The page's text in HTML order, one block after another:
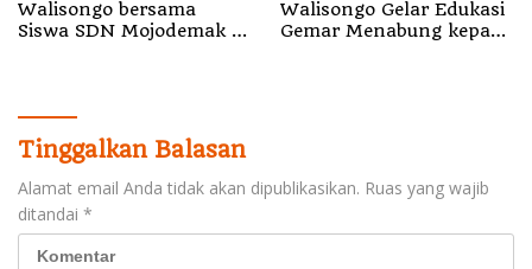
Walisongo bersama
Siswa SDN Mojodemak 3
Walisongo Gelar Edukasi
Gemar Menabung kepada
Tinggalkan Balasan
Alamat email Anda tidak akan dipublikasikan. Ruas yang wajib
ditandai *